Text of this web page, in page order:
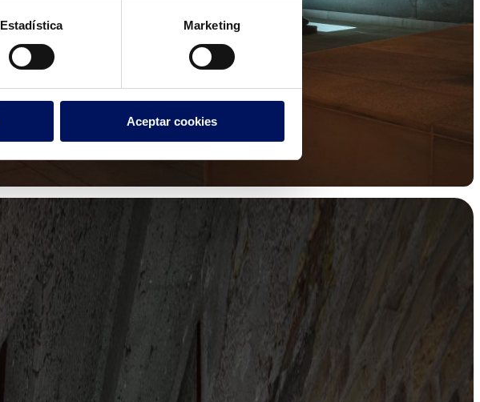
Estadística Marketing
Aceptar cookies